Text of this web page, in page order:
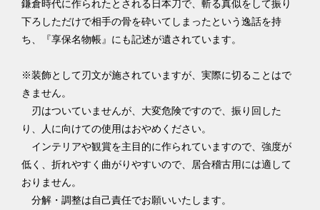
鎌倉時代に作られたとされる日本刀で、斬る真似をして振り
下ろしただけで相手の骨を砕いてしまったという逸話を持
ち、『享保名物帳』にも記述が遺されています。
※装飾として刃文が施されていますが、実際に切ることはで
きません。
刃はついていませんが、大変危険ですので、振り回した
り、人に向けての使用はおやめください。
インテリアや観賞を主目的に作られていますので、強度が
低く、折れやすく曲がりやすいので、居合稽古用には適して
おりません。
分解・調整は自己責任でお願いいたします。